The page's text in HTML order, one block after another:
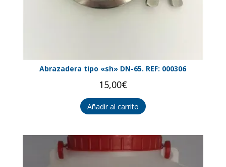
Abrazadera tipo «sh» DN-65. REF: 000306
15,00€
Añadir al carrito